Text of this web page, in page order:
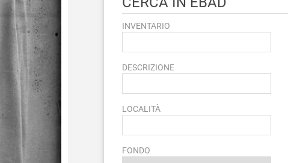
INVENTARIO
DESCRIZIONE
LOCALITÀ
FONDO